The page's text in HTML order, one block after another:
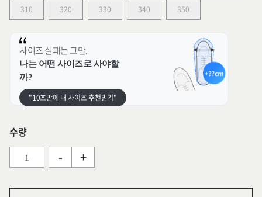
310 320 330 340 350
사이즈 실패는 그만.
나는 어떤 사이즈로 사야할
까?
"10초만에 내 사이즈 추천받기"
수량
- +